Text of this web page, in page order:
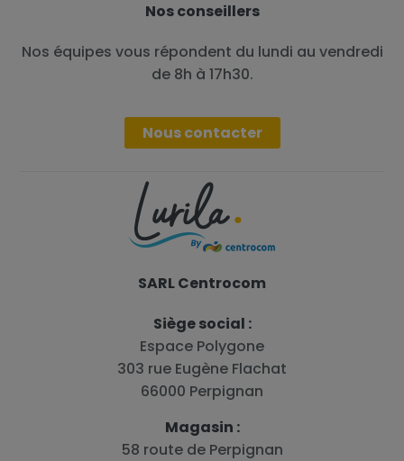
Nos conseillers
Nos équipes vous répondent du lundi au vendredi
de 8h à 17h30.
Nous contacter
SARL Centrocom
Siège social :
Espace Polygone
303 rue Eugène Flachat
66000 Perpignan
Magasin :
58 route de Perpignan